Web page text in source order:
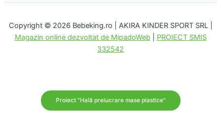
Copyright © 2026 Bebeking.ro | AKIRA KINDER SPORT SRL |
Magazin online dezvoltat de MipadoWeb| PROIECT SMIS
332542
Proiect "Hală prelucrare mase plastice"